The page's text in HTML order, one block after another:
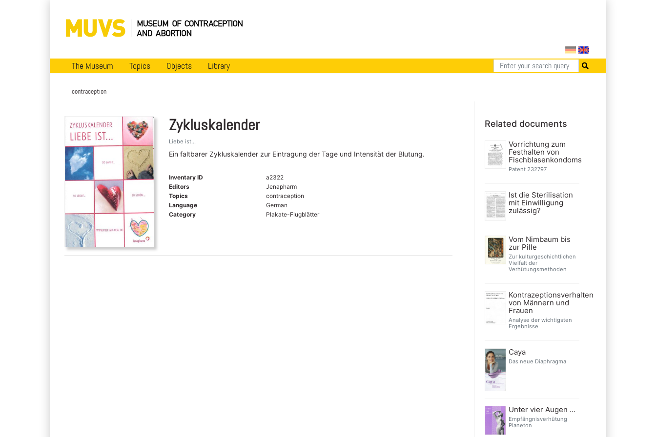
The Museum Topics Objects Library
contraception
Zykluskalender
Liebe ist...
Ein faltbarer Zykluskalender zur Eintragung der Tage und Intensität der Blutung.
Inventary ID
a2322
Editors
Jenapharm
Topics
contraception
Language
German
Category
Plakate-Flugblätter
Related documents
Vorrichtung zum
Festhalten von
Fischblasenkondoms
Patent 232797
Ist die Sterilisation
mit Einwilligung
zulässig?
Vom Nimbaum bis
zur Pille
Zur kulturgeschichtlichen
Vielfalt der
Verhütungsmethoden
Kontrazeptionsverhalten
von Männern und
Frauen
Analyse der wichtigsten
Ergebnisse
Caya
Das neue Diaphragma
Unter vier Augen ...
Empfängnisverhütung
Planeton